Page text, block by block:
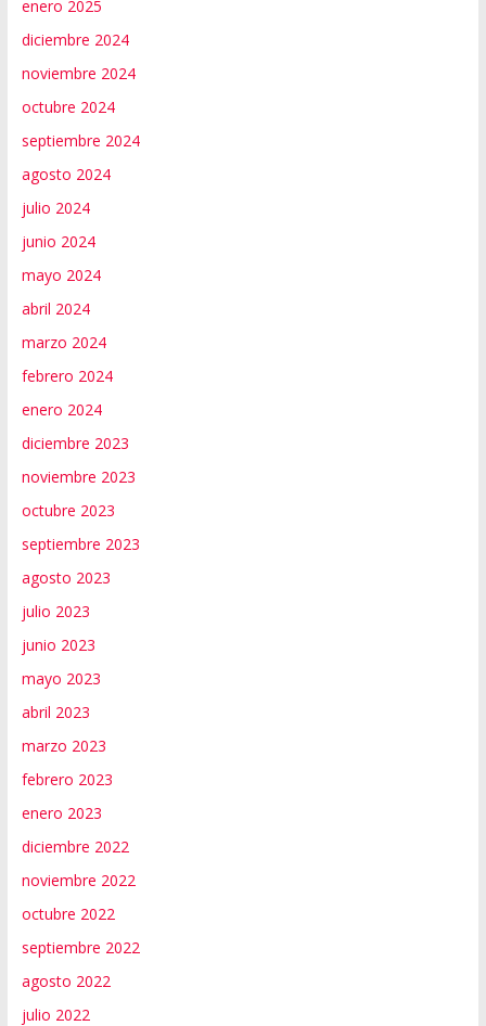
enero 2025
diciembre 2024
noviembre 2024
octubre 2024
septiembre 2024
agosto 2024
julio 2024
junio 2024
mayo 2024
abril 2024
marzo 2024
febrero 2024
enero 2024
diciembre 2023
noviembre 2023
octubre 2023
septiembre 2023
agosto 2023
julio 2023
junio 2023
mayo 2023
abril 2023
marzo 2023
febrero 2023
enero 2023
diciembre 2022
noviembre 2022
octubre 2022
septiembre 2022
agosto 2022
julio 2022